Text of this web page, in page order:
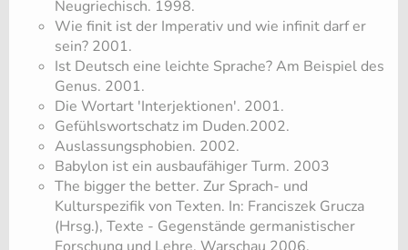
Neugriechisch. 1998.
Wie finit ist der Imperativ und wie infinit darf er
sein? 2001.
Ist Deutsch eine leichte Sprache? Am Beispiel des
Genus. 2001.
Die Wortart 'Interjektionen'. 2001.
Gefühlswortschatz im Duden.2002.
Auslassungsphobien. 2002.
Babylon ist ein ausbaufähiger Turm. 2003
The bigger the better. Zur Sprach- und
Kulturspezifik von Texten. In: Franciszek Grucza
(Hrsg.), Texte - Gegenstände germanistischer